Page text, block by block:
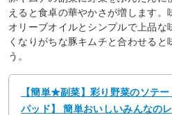
えると食卓の華やかさが増します。
オリーブオイルとシンプルで上品な
くなりがちな豚キムチと合わせると
う。
【簡単★副菜】彩り野菜のソテ
パッド】 簡単おいしいみんなの